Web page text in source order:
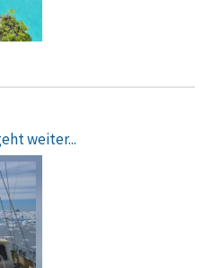
weiter...